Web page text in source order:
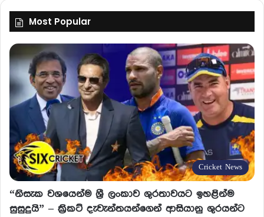
Most Popular
Cricket News
“නිසැක වශයෙන්ම ශ්‍රී ලංකාව ශුරතාවයට ඉහළින්ම
සුසුදුයි” – ක්‍රිකට් දැවැන්තයන්ගෙන් ආසියානු ශුරයන්ට